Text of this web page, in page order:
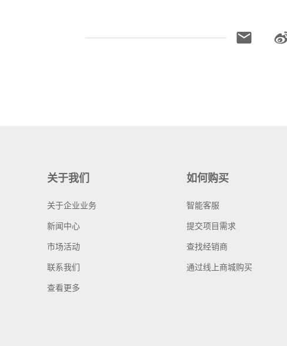
关于我们
关于企业业务
新闻中心
市场活动
联系我们
查看更多
如何购买
智能客服
提交项目需求
查找经销商
通过线上商城购买